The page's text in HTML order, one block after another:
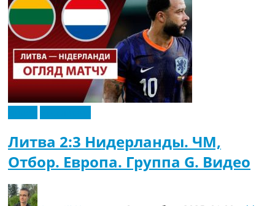
Литва 2:3 Нидерланды. ЧМ,
Отбор. Европа. Группа G. Видео